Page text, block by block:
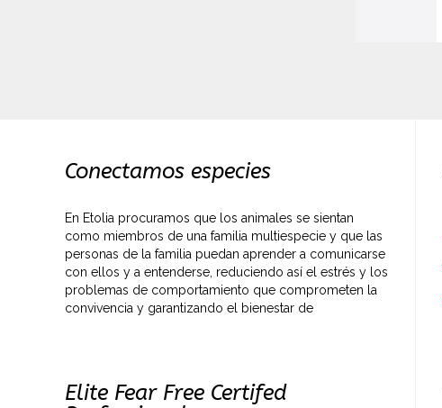
Conectamos especies
En Etolia procuramos que los animales se sientan
como miembros de una familia multiespecie y que las
personas de la familia puedan aprender a comunicarse
con ellos y a entenderse, reduciendo así el estrés y los
problemas de comportamiento que comprometen la
convivencia y garantizando el bienestar de
Elite Fear Free Certifed